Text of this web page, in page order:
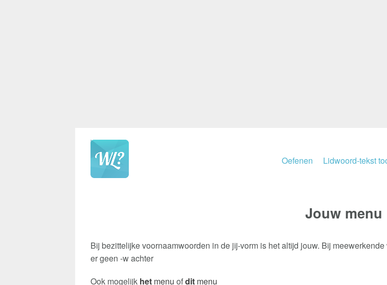
Oefenen Lidwoord-tekst
Jouwmenu
Bij bezittelijke voornaamwoorden in de jij-vorm is het altijd jouw. Bij
er geen -w achter
Ook mogelijk het menu ofdit menu